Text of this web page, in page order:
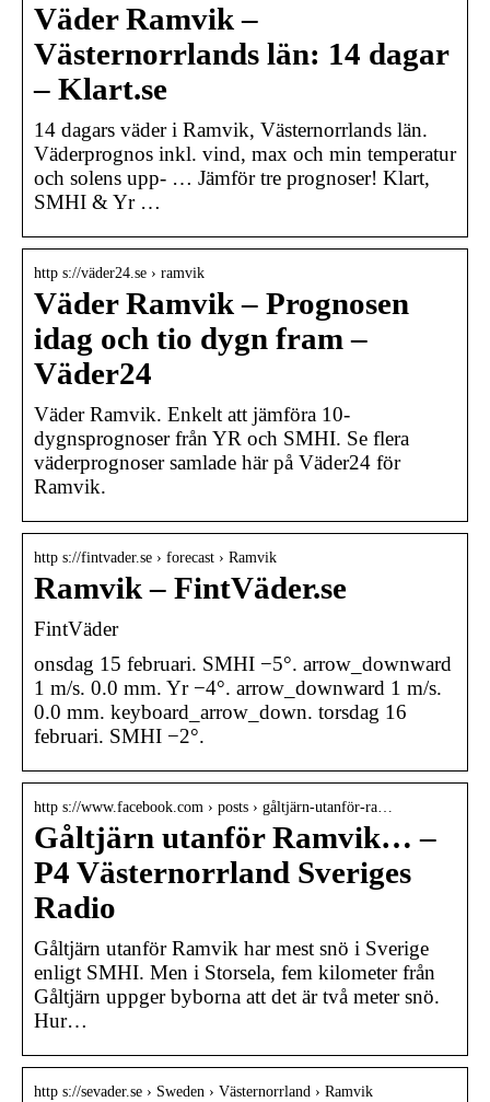
Väder Ramvik –
Västernorrlands län: 14 dagar
– Klart.se
14 dagars väder i Ramvik, Västernorrlands län.
Väderprognos inkl. vind, max och min temperatur
och solens upp- … Jämför tre prognoser! Klart,
SMHI & Yr …
http s://väder24.se › ramvik
Väder Ramvik – Prognosen
idag och tio dygn fram –
Väder24
Väder Ramvik. Enkelt att jämföra 10-
dygnsprognoser från YR och SMHI. Se flera
väderprognoser samlade här på Väder24 för
Ramvik.
http s://fintvader.se › forecast › Ramvik
Ramvik – FintVäder.se
FintVäder
onsdag 15 februari. SMHI −5°. arrow_downward
1 m/s. 0.0 mm. Yr −4°. arrow_downward 1 m/s.
0.0 mm. keyboard_arrow_down. torsdag 16
februari. SMHI −2°.
http s://www.facebook.com › posts › gåltjärn-utanför-ra…
Gåltjärn utanför Ramvik… –
P4 Västernorrland Sveriges
Radio
Gåltjärn utanför Ramvik har mest snö i Sverige
enligt SMHI. Men i Storsela, fem kilometer från
Gåltjärn uppger byborna att det är två meter snö.
Hur…
http s://sevader.se › Sweden › Västernorrland › Ramvik